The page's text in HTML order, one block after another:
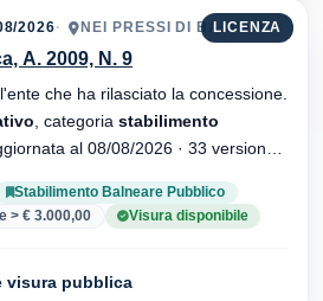
LICENZA
2026 NEI PRESSI DI BAIAMIA
A. 2009, N. 9
che ha rilasciato la concessione.
, categoria stabilimento
Stabilimento Balneare Pubblico
> € 3.000,00 Visura disponibile
visura pubblica